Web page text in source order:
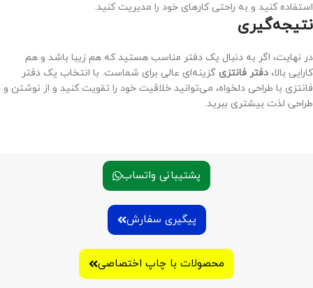
استفاده کنید و به راحتی کارهای خود را مدیریت کنید.
نتیجه‌گیری
در نهایت، اگر به دنبال یک دفتر مناسب هستید که هم زیبا باشد و هم
کارایی بالا، دفتر فانتزی گزینه‌ای عالی برای شماست. با انتخاب یک دفتر
فانتزی با طراحی دلخواه، می‌توانید خلاقیت خود را تقویت کنید و از نوشتن و
طراحی لذت بیشتری ببرید.
پشتیبانی واتساب
پیگیری سفارش
محصولات با چاپ اختصاصی